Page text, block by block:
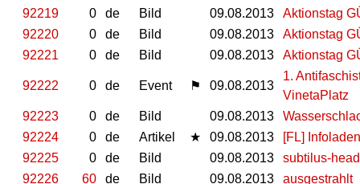
92219
0 de Bild 09.08.2013
Aktionstag
92220
0 de Bild 09.08.2013
Aktionstag
92221
0 de Bild 09.08.2013 Aktionstag
92222 0 de Event ⚑ 09.08.2013
1.
VinetaPlatz
92223
0 de Bild 09.08.2013
92224
0 de Artikel ★ 09.08.2013
[FL]
92225
0 de Bild 09.08.2013
subtilus-
92226
60 de Bild 09.08.2013
ausgestrahlt